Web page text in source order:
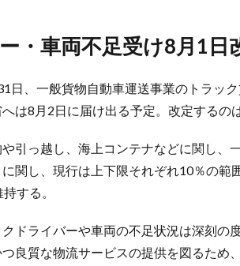
ー・車両不足受け8月1日
日、一般貨物自動車運送事業のトラッ
は8月2日に届け出る予定。改定するの
引っ越し、海上コンテナなどに関し、
関し、現行は上下限それぞれ10％の範
する。
ドライバーや車両の不足状況は深刻の
良質な物流サービスの提供を図るため